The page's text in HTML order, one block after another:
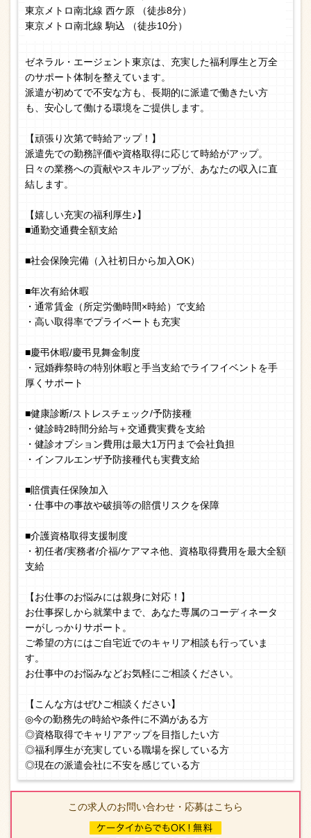
東京メトロ南北線 西ケ原 （徒歩8分）
東京メトロ南北線 駒込 （徒歩10分）
ゼネラル・エージェント東京は、充実した福利厚生と万全
のサポート体制を整えています。
派遣が初めてで不安な方も、長期的に派遣で働きたい方
も、安心して働ける環境をご提供します。
【頑張り次第で時給アップ！】
派遣先での勤務評価や資格取得に応じて時給がアップ。
日々の業務への貢献やスキルアップが、あなたの収入に直
結します。
【嬉しい充実の福利厚生♪】
■通勤交通費全額支給
■社会保険完備（入社初日から加入OK）
■年次有給休暇
・通常賃金（所定労働時間×時給）で支給
・高い取得率でプライベートも充実
■慶弔休暇/慶弔見舞金制度
・冠婚葬祭時の特別休暇と手当支給でライフイベントを手
厚くサポート
■健康診断/ストレスチェック/予防接種
・健診時2時間分給与＋交通費実費を支給
・健診オプション費用は最大1万円まで会社負担
・インフルエンザ予防接種代も実費支給
■賠償責任保険加入
・仕事中の事故や破損等の賠償リスクを保障
■介護資格取得支援制度
・初任者/実務者/介福/ケアマネ他、資格取得費用を最大全額
支給
【お仕事のお悩みには親身に対応！】
お仕事探しから就業中まで、あなた専属のコーディネータ
ーがしっかりサポート。
ご希望の方にはご自宅近でのキャリア相談も行っていま
す。
お仕事中のお悩みなどお気軽にご相談ください。
【こんな方はぜひご相談ください】
◎今の勤務先の時給や条件に不満がある方
◎資格取得でキャリアアップを目指したい方
◎福利厚生が充実している職場を探している方
◎現在の派遣会社に不安を感じている方
この求人のお問い合わせ・応募はこちら